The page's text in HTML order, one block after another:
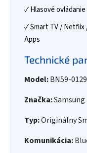
✓ Hlasové ovládanie
✓ Smart TV / Netflix
Apps
Technické
Model:BN59-
Značka:Samsung
Typ:Originálny
Komunikácia: